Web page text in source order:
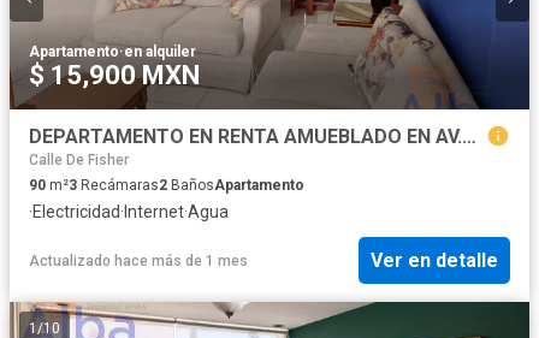
Apartamento·en alquiler
$ 15,900 MXN
DEPARTAMENTO EN RENTA AMUEBLADO EN AV.PASEO DE OJOCALIENTE
Calle De Fisher
90 m²3 Recámaras2 BañosApartamento
·Electricidad· Internet·Agua
Actualizado hace más de 1 mes Ver en detalle
1/10